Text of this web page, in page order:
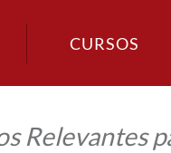
CURSOS
Relevantes